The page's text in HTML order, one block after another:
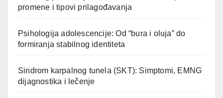
promene i tipovi prilagođavanja
Psihologija adolescencije: Od “bura i oluja” do
formiranja stabilnog identiteta
Sindrom karpalnog tunela (SKT): Simptomi, EMNG
dijagnostika i lečenje